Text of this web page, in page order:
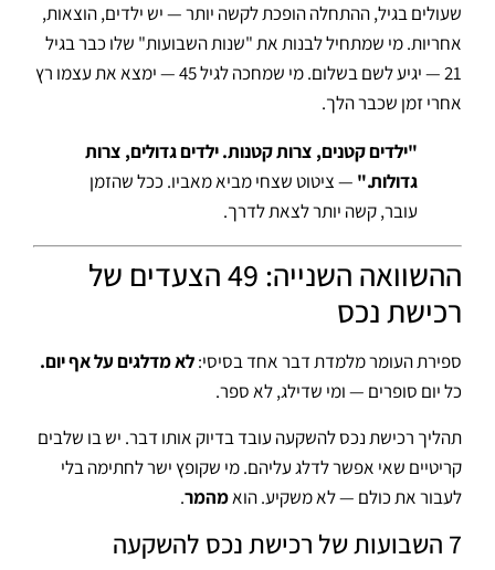
שעולים בגיל, ההתחלה הופכת לקשה יותר — יש ילדים, הוצאות,
אחריות. מי שמתחיל לבנות את "שנות השבועות" שלו כבר בגיל
21 — יגיע לשם בשלום. מי שמחכה לגיל 45 — ימצא את עצמו רץ
אחרי זמן שכבר הלך.
"ילדים קטנים, צרות קטנות. ילדים גדולים, צרות
גדולות." — ציטוט שצחי מביא מאביו. ככל שהזמן
עובר, קשה יותר לצאת לדרך.
ההשוואה השנייה: 49 הצעדים של
רכישת נכס
ספירת העומר מלמדת דבר אחד בסיסי:לא מדלגים על אף יום.
כל יום סופרים — ומי שדילג, לא ספר.
תהליך רכישת נכס להשקעה עובד בדיוק אותו דבר. יש בו שלבים
קריטיים שאי אפשר לדלג עליהם. מי שקופץ ישר לחתימה בלי
לעבור את כולם — לא משקיע. הואמהמר.
7 השבועות של רכישת נכס להשקעה